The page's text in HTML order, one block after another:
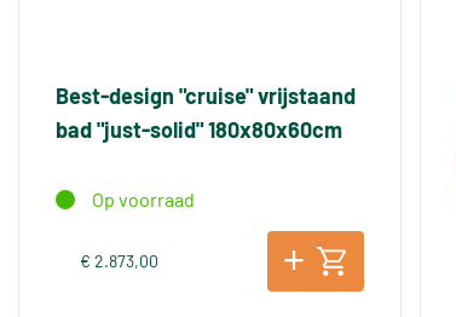
Best-design "cruise" vrijstaand
bad "just-solid" 180x80x60cm
Op voorraad
€ 2.873,00